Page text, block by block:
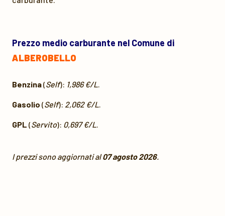
Prezzo medio carburante nel Comune di
ALBEROBELLO
Benzina(Self): 1,986 €/L.
Gasolio (Self): 2,062 €/L.
GPL (Servito): 0,697 €/L.
I prezzi sono aggiornati al07 agosto 2026.